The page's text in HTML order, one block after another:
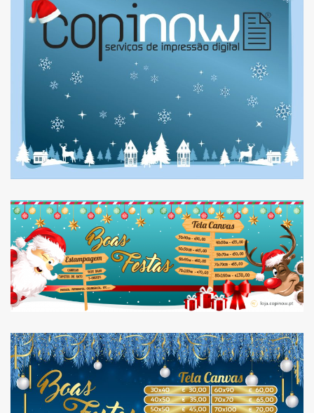
HORÁRIO DE NATAL 2023
E FIM DE ANO
HORÁRIO DE NATAL 2022
E FIM DE ANO
HORÁRIO DE NATAL E FIM
DE ANO